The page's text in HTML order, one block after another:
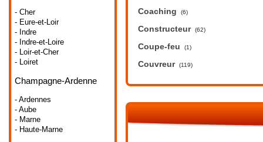
- Cher
- Eure-et-Loir
- Indre
- Indre-et-Loire
- Loir-et-Cher
- Loiret
Champagne-Ardenne
- Ardennes
- Aube
- Marne
- Haute-Marne
Coaching (6)
Constructeur (62)
Coupe-feu (1)
Couvreur (119)